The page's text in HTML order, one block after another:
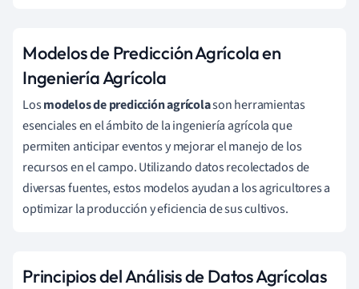
Modelos de Predicción Agrícola en
Ingeniería Agrícola
Losmodelos de predicción agrícolason herramientas
esenciales en el ámbito de la ingeniería agrícola que
permiten anticipar eventos y mejorar el manejo de los
recursos en el campo. Utilizando datos recolectados de
diversas fuentes, estos modelos ayudan a los agricultores a
optimizar la producción y eficiencia de sus cultivos.
Principios del Análisis de Datos Agrícolas